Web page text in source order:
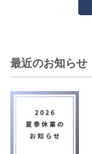
最近のお知らせ